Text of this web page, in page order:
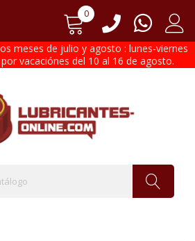
0
meses de julio y agosto : lunes-viernes
vacaciónes del 10 al 16 de agosto.